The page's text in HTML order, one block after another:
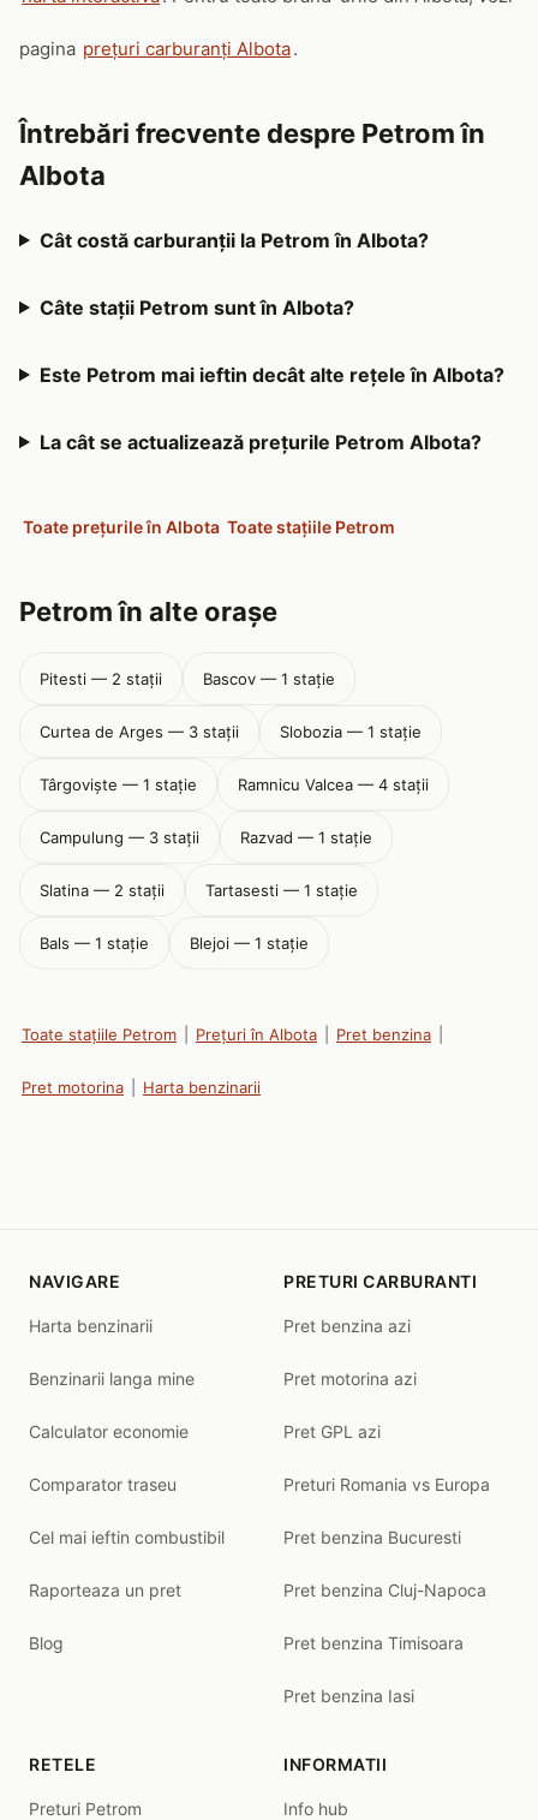
pagina prețuri carburanți Albota.
Întrebări frecvente despre Petrom în
Albota
Cât costă carburanții la Petrom în Albota?
Câte stații Petrom sunt în Albota?
Este Petrom mai ieftin decât alte rețele în Albota?
La cât se actualizează prețurile Petrom Albota?
Toate prețurile în Albota Toate stațiile Petrom
Petrom în alte orașe
Pitesti — 2 stații Bascov — 1 stație
Curtea de Arges — 3 stații Slobozia — 1 stație
Târgoviște — 1 stație Ramnicu Valcea — 4 stații
Campulung — 3 stații Razvad — 1 stație
Slatina — 2 stații Tartasesti — 1 stație
Bals — 1 stație Blejoi — 1 stație
Toate stațiile Petrom Prețuri în Albota Pret benzina
Pret motorina Harta benzinarii
NAVIGARE
Harta benzinarii
Benzinarii langa mine
Calculator economie
Comparator traseu
Cel mai ieftin combustibil
Raporteaza un pret
Blog
PRETURI CARBURANTI
Pret benzina azi
Pret motorina azi
Pret GPL azi
Preturi Romania vs Europa
Pret benzina Bucuresti
Pret benzina Cluj-Napoca
Pret benzina Timisoara
Pret benzina Iasi
RETELE
Preturi Petrom
INFORMATII
Info hub